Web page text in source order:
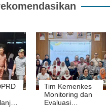
Tim Kemenkes
Monitoring dan
Evaluasi